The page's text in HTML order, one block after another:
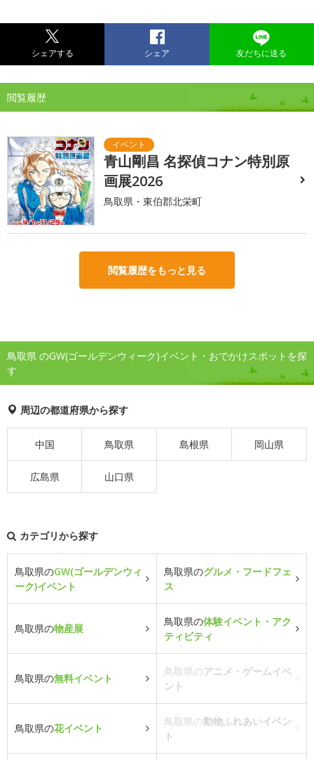
シェアする シェア 友だちに送る
閲覧履歴
青山剛昌 名探偵コナン特別原
画展2026
鳥取県・東伯郡北栄町
閲覧履歴をもっと見る
鳥取県 のGW(ゴールデンウィーク)イベント・おでかけスポットを探
す
周辺の都道府県から探す
中国 鳥取県 島根県 岡山県
広島県 山口県
カテゴリから探す
鳥取県のGW(ゴールデンウィ
ーク)イベント
鳥取県のグルメ・フードフェ
ス
鳥取県の物産展
鳥取県の体験イベント・アク
ティビティ
鳥取県の無料イベント
鳥取県のアニメ・ゲームイベ
ント
鳥取県の花イベント
鳥取県の動物ふれあいイベン
ト